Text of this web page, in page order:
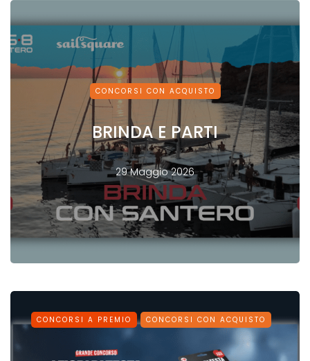
CONCORSI CON ACQUISTO
BRINDA E PARTI
29 Maggio 2026
CONCORSI A PREMIO CONCORSI CON ACQUISTO